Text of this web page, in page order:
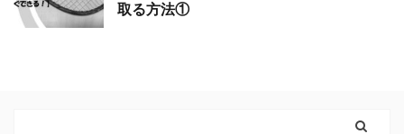
取る方法①